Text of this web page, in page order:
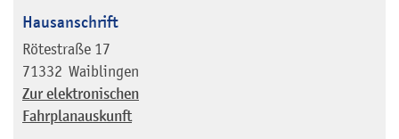
Hausanschrift
Rötestraße 17
71332 Waiblingen
Zur elektronischen
Fahrplanauskunft